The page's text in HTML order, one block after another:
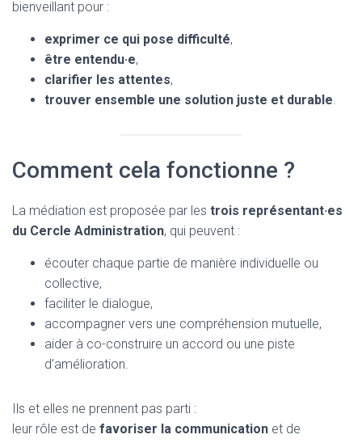
bienveillant pour :
exprimer ce qui pose difficulté,
être entendu·e,
clarifier les attentes,
trouver ensemble une solution juste et durable.
Comment cela fonctionne ?
La médiation est proposée par les trois représentant·es
du Cercle Administration, qui peuvent :
écouter chaque partie de manière individuelle ou
collective,
faciliter le dialogue,
accompagner vers une compréhension mutuelle,
aider à co-construire un accord ou une piste
d’amélioration.
Ils et elles ne prennent pas parti :
leur rôle est de favoriser la communication et de